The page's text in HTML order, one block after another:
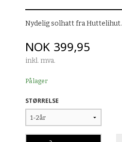
Nydelig solhatt fra Huttelihut.
Pris
NOK 399,95
inkl. mva.
På lager
STØRRELSE